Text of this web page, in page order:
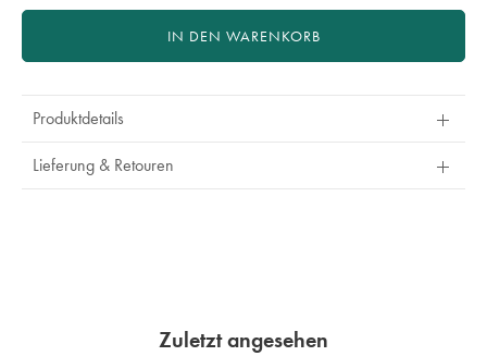
IN DEN WARENKORB
Produktdetails
Lieferung & Retouren
Zuletzt angesehen